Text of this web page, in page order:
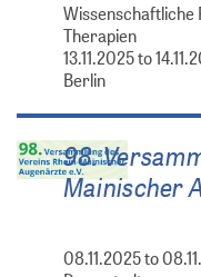
Wissenschaftliche
Therapien
13.11.2025 to
Berlin
98.
Mainischer
08.11.2025 to